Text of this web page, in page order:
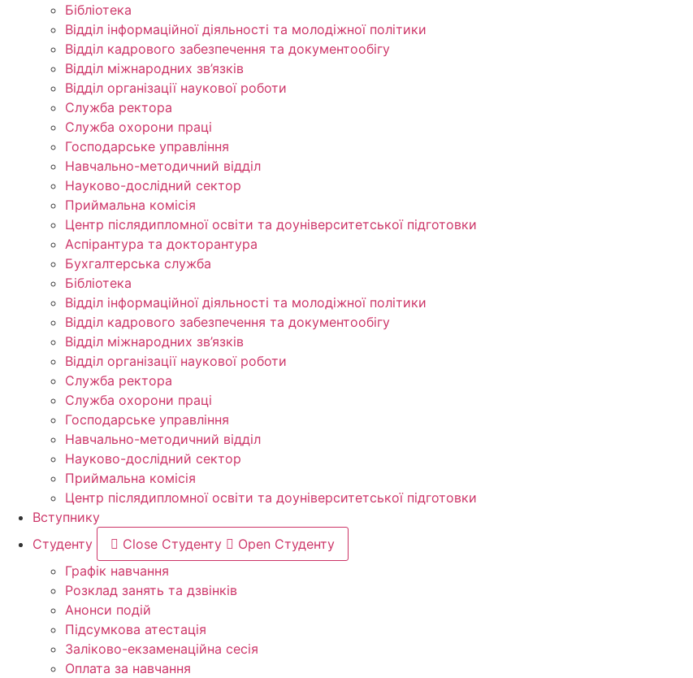
Бібліотека
Відділ інформаційної діяльності та молодіжної політики
Відділ кадрового забезпечення та документообігу
Відділ міжнародних зв’язків
Відділ організації наукової роботи
Служба ректора
Служба охорони праці
Господарське управління
Навчально-методичний відділ
Науково-дослідний сектор
Приймальна комісія
Центр післядипломної освіти та доуніверситетської підготовки
Аспірантура та докторантура
Бухгалтерська служба
Бібліотека
Відділ інформаційної діяльності та молодіжної політики
Відділ кадрового забезпечення та документообігу
Відділ міжнародних зв’язків
Відділ організації наукової роботи
Служба ректора
Служба охорони праці
Господарське управління
Навчально-методичний відділ
Науково-дослідний сектор
Приймальна комісія
Центр післядипломної освіти та доуніверситетської підготовки
Вступнику
Студенту
Close Студенту
Open Студенту
Графік навчання
Розклад занять та дзвінків
Анонси подій
Підсумкова атестація
Заліково-екзаменаційна сесія
Оплата за навчання